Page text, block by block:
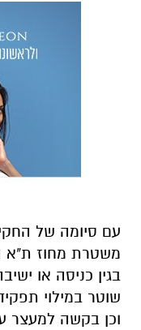
עם סיומה של
משטרת מחוז ת"א
בגין כניסה או
שוטר במילוי
וכן בקשה למעצר